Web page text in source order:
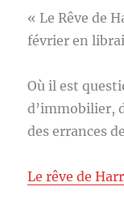
« Le Rêve de
février en
Où il est
d’immobilier,
des errances
Le rêve de